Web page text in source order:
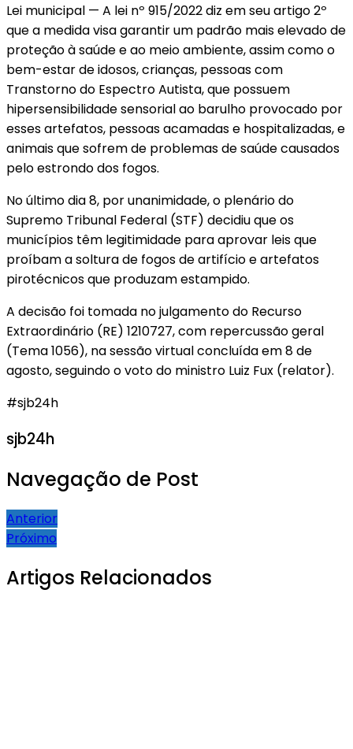
Lei municipal — A lei nº 915/2022 diz em seu artigo 2º
que a medida visa garantir um padrão mais elevado de
proteção à saúde e ao meio ambiente, assim como o
bem-estar de idosos, crianças, pessoas com
Transtorno do Espectro Autista, que possuem
hipersensibilidade sensorial ao barulho provocado por
esses artefatos, pessoas acamadas e hospitalizadas, e
animais que sofrem de problemas de saúde causados
pelo estrondo dos fogos.
No último dia 8, por unanimidade, o plenário do
Supremo Tribunal Federal (STF) decidiu que os
municípios têm legitimidade para aprovar leis que
proíbam a soltura de fogos de artifício e artefatos
pirotécnicos que produzam estampido.
A decisão foi tomada no julgamento do Recurso
Extraordinário (RE) 1210727, com repercussão geral
(Tema 1056), na sessão virtual concluída em 8 de
agosto, seguindo o voto do ministro Luiz Fux (relator).
#sjb24h
sjb24h
Navegação de Post
Anterior
Próximo
Artigos Relacionados